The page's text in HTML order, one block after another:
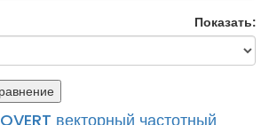
Показать:
векторный частотный